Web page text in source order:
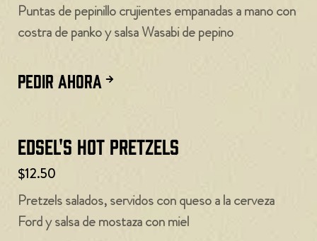
Puntas de pepinillo crujientes empanadas a mano con
costra de panko y salsa Wasabi de pepino
PEDIR AHORA
Edsel's Hot Pretzels
$12.50
Pretzels salados, servidos con queso a la cerveza
Ford y salsa de mostaza con miel